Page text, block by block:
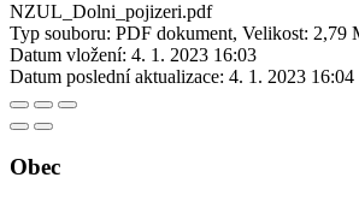
NZUL_Dolni_pojizeri.pdf
Typ souboru: PDF dokument, Velikost: 2,79
Datum vložení: 4. 1. 2023 16:03
Datum poslední aktualizace: 4. 1. 2023 16:04
Obec